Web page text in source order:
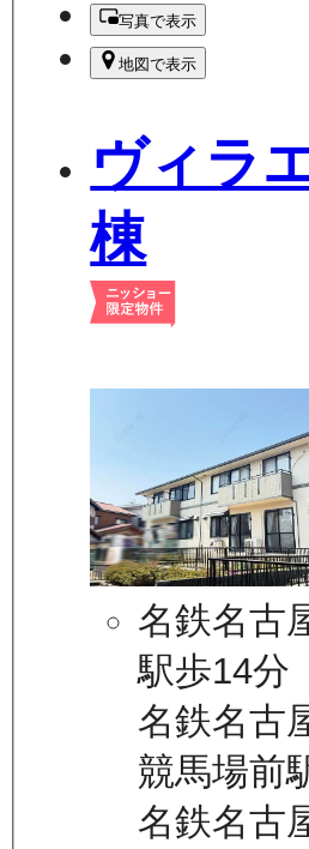
写真で表示
地図で表示
ヴィラ
棟
名鉄名古
駅歩14分
名鉄名古
競馬場前
名鉄名古